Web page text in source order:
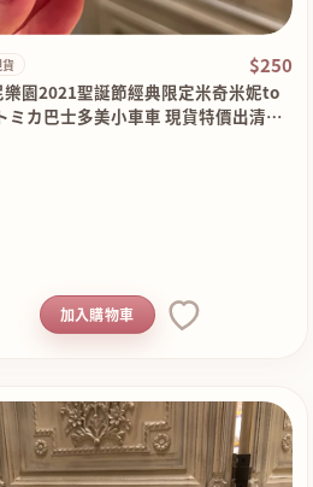
$250
樂園2021聖誕節經典限定米奇米妮to
ミカ巴士多美小車車 現貨特價出清原
加入購物車